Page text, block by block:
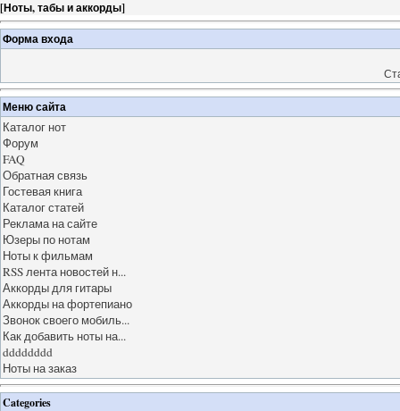
[Ноты, табы и аккорды]
Форма входа
Меню сайта
Каталог нот
Форум
FAQ
Обратная связь
Гостевая книга
Каталог статей
Реклама на сайте
Юзеры по нотам
Ноты к фильмам
RSS лента новостей н...
Аккорды для гитары
Аккорды на фортепиано
Звонок своего мобиль...
Как добавить ноты на...
dddddddd
Ноты на заказ
Categories